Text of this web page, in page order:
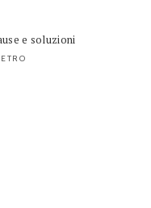
e soluzioni